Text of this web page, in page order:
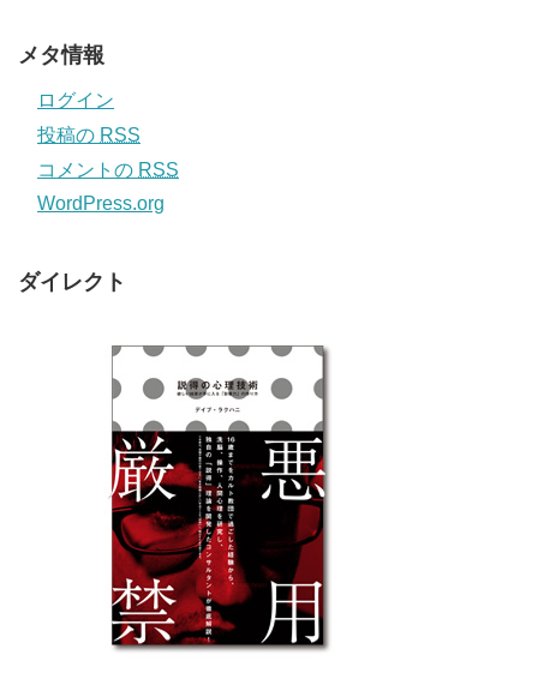
メタ情報
ログイン
投稿の RSS
コメントの RSS
WordPress.org
ダイレクト